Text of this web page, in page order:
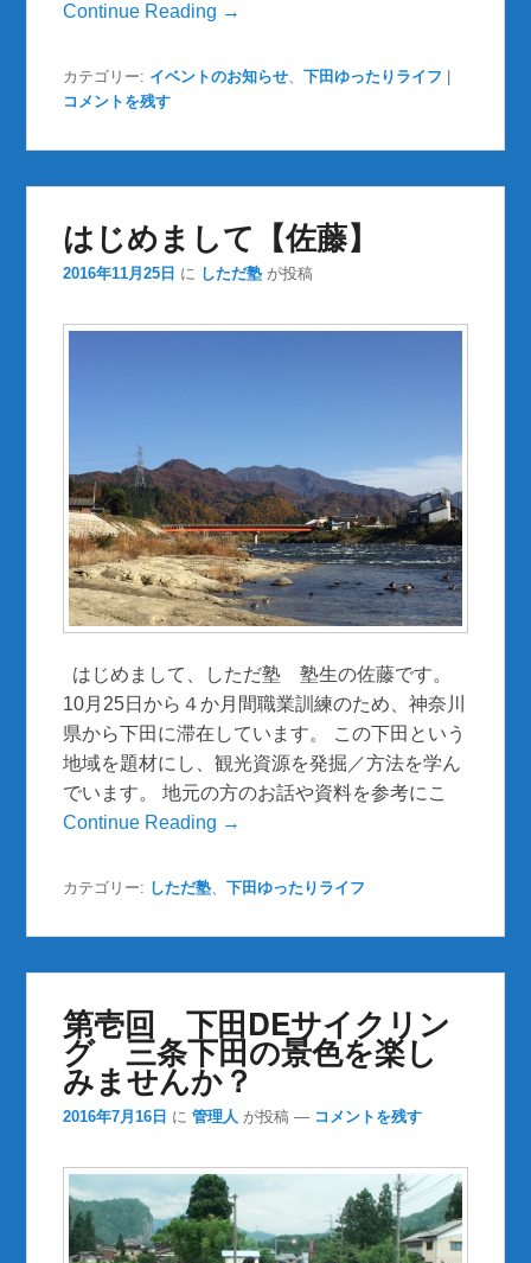
Continue Reading →
カテゴリー: イベントのお知らせ 、下田ゆったりライフ
コメントを残す
はじめまして【佐藤】
2016年11月25日 に しただ塾 が投稿
はじめまして、しただ塾 塾生の佐藤です。
10月25日から４か月間職業訓練のため、神奈川
県から下田に滞在しています。 この下田という
地域を題材にし、観光資源を発掘／方法を学ん
でいます。 地元の方のお話や資料を参考にこ
Continue Reading →
カテゴリー: しただ塾 、下田ゆったりライフ
第壱回 下田DEサイクリン
グ 三条下田の景色を楽し
みませんか？
2016年7月16日 に 管理人 が投稿 — コメントを残す